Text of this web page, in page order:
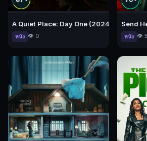
A Quiet Place: Day One (2024) ดินแดนไร้เ
หนัง 👁️ 0
Send
หนัง 👁️